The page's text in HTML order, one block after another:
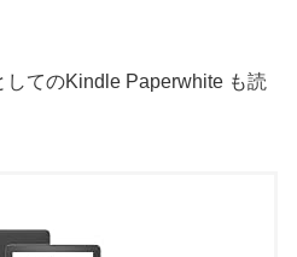
してのKindle Paperwhite も読